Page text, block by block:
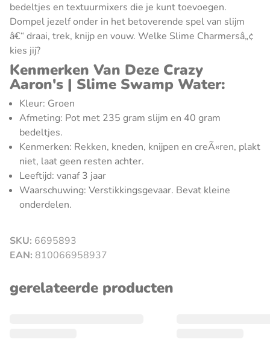
bedeltjes en textuurmixers die je kunt toevoegen.
Dompel jezelf onder in het betoverende spel van slijm
â€“ draai, trek, knijp en vouw. Welke Slime Charmersâ„¢
kies jij?
Kenmerken Van Deze Crazy
Aaron's | Slime Swamp Water:
Kleur: Groen
Afmeting: Pot met 235 gram slijm en 40 gram
bedeltjes.
Kenmerken: Rekken, kneden, knijpen en creÃ«ren, plakt
niet, laat geen resten achter.
Leeftijd: vanaf 3 jaar
Waarschuwing: Verstikkingsgevaar. Bevat kleine
onderdelen.
SKU: 6695893
EAN: 810066958937
gerelateerde producten